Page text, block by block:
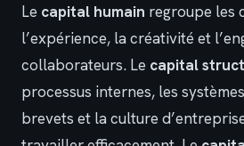
Le capital humain regroupe les
l’expérience, la créativité et
collaborateurs. Le capital
processus internes, les
brevets et la culture